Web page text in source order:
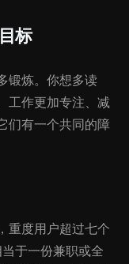
标
锻炼。你想多读
工作更加专注、减
们有一个共同的障
重度用户超过七个
于一份兼职或全